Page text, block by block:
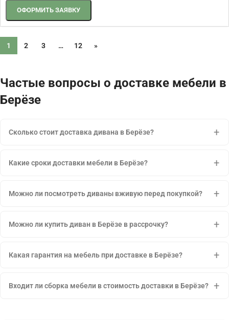
ОФОРМИТЬ ЗАЯВКУ
1 2 3 … 12 »
Частые вопросы о доставке мебели в
Берёзе
Сколько стоит доставка дивана в Берёзе?
Какие сроки доставки мебели в Берёзе?
Можно ли посмотреть диваны вживую перед покупкой?
Можно ли купить диван в Берёзе в рассрочку?
Какая гарантия на мебель при доставке в Берёзе?
Входит ли сборка мебели в стоимость доставки в Берёзе?